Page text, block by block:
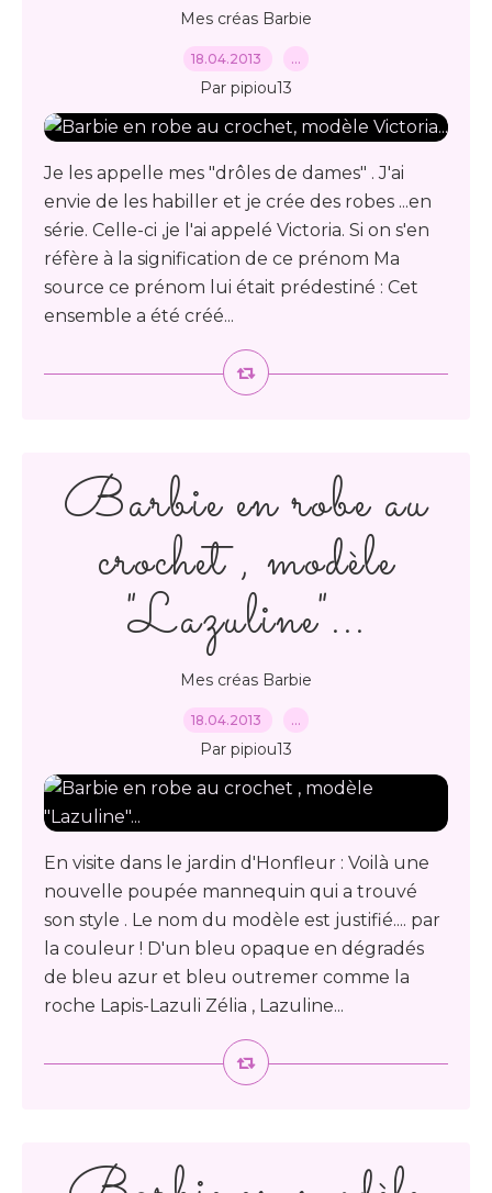
Mes créas Barbie
18.04.2013 …
Par pipiou13
Je les appelle mes "drôles de dames" . J'ai
envie de les habiller et je crée des robes ...en
série. Celle-ci ,je l'ai appelé Victoria. Si on s'en
réfère à la signification de ce prénom Ma
source ce prénom lui était prédestiné : Cet
ensemble a été créé...
Barbie en robe au
crochet , modèle
"Lazuline"...
Mes créas Barbie
18.04.2013 …
Par pipiou13
En visite dans le jardin d'Honfleur : Voilà une
nouvelle poupée mannequin qui a trouvé
son style . Le nom du modèle est justifié.... par
la couleur ! D'un bleu opaque en dégradés
de bleu azur et bleu outremer comme la
roche Lapis-Lazuli Zélia , Lazuline...